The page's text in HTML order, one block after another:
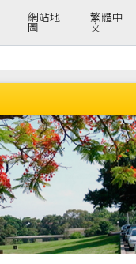
網站地
圖
繁體中
文